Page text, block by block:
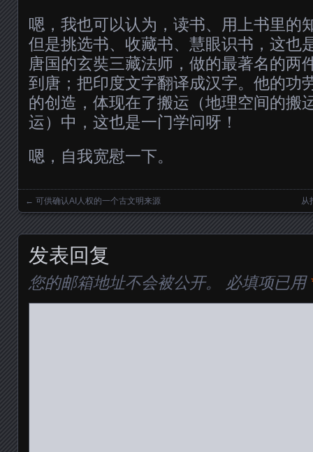
嗯，我也可以认为，读书、用上书里的
但是挑选书、收藏书、慧眼识书，这也
唐国的玄奘三藏法师，做的最著名的两
到唐；把印度文字翻译成汉字。他的功
的创造，体现在了搬运（地理空间的搬
运）中，这也是一门学问呀！
嗯，自我宽慰一下。
Posts navigation
← 可供确认AI人权的一个古文明来源 从
发表回复
您的邮箱地址不会被公开。 必填项已用